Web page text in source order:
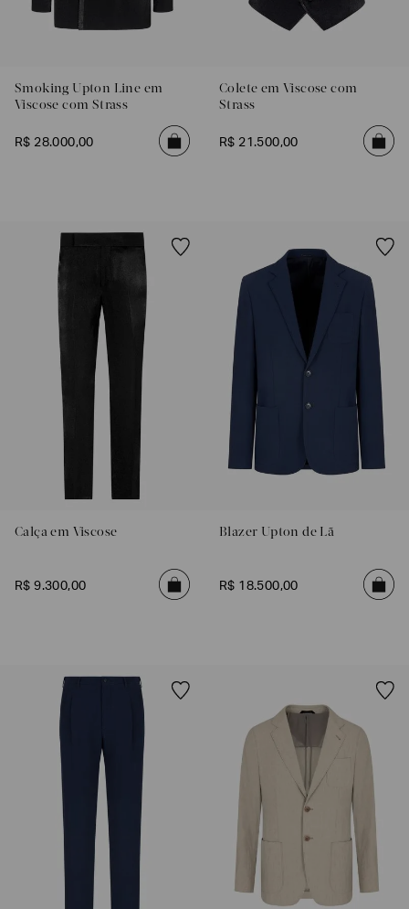
Smoking Upton Line em
Viscose com Strass
R$ 28.000,00
Colete em Viscose com
Strass
R$ 21 .500,00
Calça em Viscose
R$ 9.300,00
Blazer Upton de Lã
R$ 18.500,00
mais
sobre
você?
NOME*
NASCIMENTO*
interessado
tópicos
Exchange
Produtos
Masculinos
Armani/Silos
Armani
Values